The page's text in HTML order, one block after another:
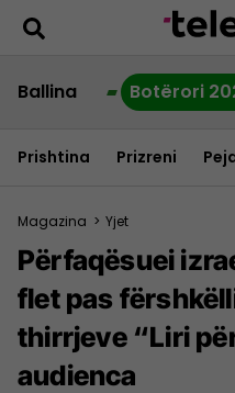
Ballina Botërori
Prishtina Prizreni
Magazina > Yjet
Përfaqësuei
flet pas
thirrjeve “Liri
audienca